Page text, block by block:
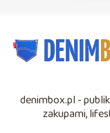
denimbox.pl -
zakupami,